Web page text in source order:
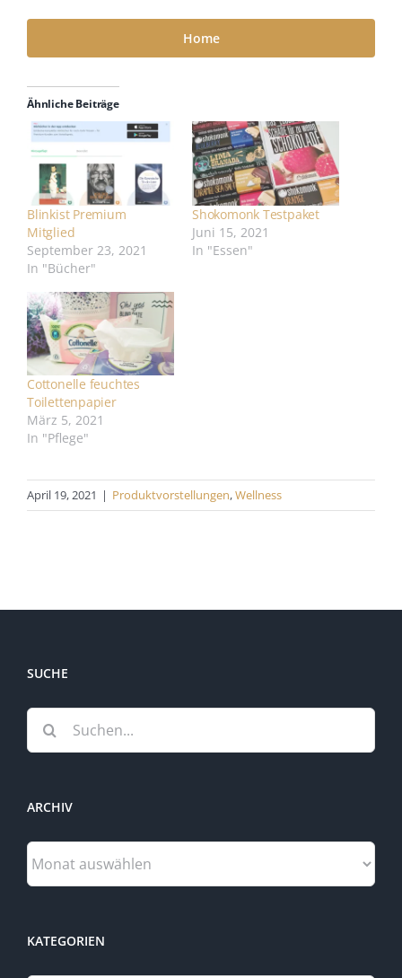
Home
Ähnliche Beiträge
Blinkist Premium
Mitglied
September 23, 2021
In "Bücher"
Shokomonk Testpaket
Juni 15, 2021
In "Essen"
Cottonelle feuchtes
Toilettenpapier
März 5, 2021
In "Pflege"
April 19, 2021 | Produktvorstellungen,Wellness
SUCHE
Suche
nach:
ARCHIV
Archiv
KATEGORIEN